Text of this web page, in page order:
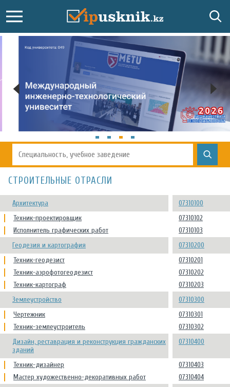
СТРОИТЕЛЬНЫЕ ОТРАСЛИ
Архитектура
07310100
Техник-проектировщик
07310102
Исполнитель графических работ
07310103
Геодезия и картография
07310200
Техник-геодезист
07310201
Техник-аэрофотогеодезист
07310202
Техник-картограф
07310203
Землеустройство
07310300
Чертежник
07310301
Техник-землеустроитель
07310302
Дизайн, реставрация и реконструкция гражданских
зданий
07310400
Техник-дизайнер
07310403
Мастер художественно-декоративных работ
07310404